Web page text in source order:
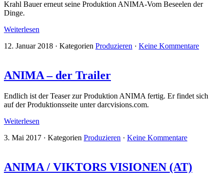
Krahl Bauer erneut seine Produktion ANIMA-Vom Beseelen der
Dinge.
Weiterlesen
12. Januar 2018 · Kategorien Produzieren · Keine Kommentare
ANIMA – der Trailer
Endlich ist der Teaser zur Produktion ANIMA fertig. Er findet sich
auf der Produktionsseite unter darcvisions.com.
Weiterlesen
3. Mai 2017 · Kategorien Produzieren · Keine Kommentare
ANIMA / VIKTORS VISIONEN (AT)